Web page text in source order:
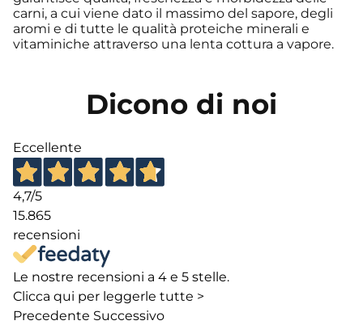
carni, a cui viene dato il massimo del sapore, degli
aromi e di tutte le qualità proteiche minerali e
vitaminiche attraverso una lenta cottura a vapore.
Dicono di noi
Eccellente
4,7/5
15.865
recensioni
Le nostre recensioni a 4 e 5 stelle.
Clicca qui per leggerle tutte >
Precedente Successivo